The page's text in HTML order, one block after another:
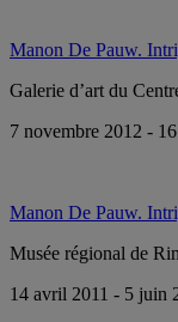
Manon De Pauw.
Galerie d’art du
7 novembre 2012 -
Manon De Pauw.
Musée régional de
14 avril 2011 - 5 juin